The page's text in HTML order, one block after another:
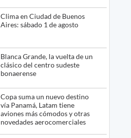
Clima en Ciudad de Buenos
Aires: sábado 1 de agosto
Blanca Grande, la vuelta de un
clásico del centro sudeste
bonaerense
Copa suma un nuevo destino
vía Panamá, Latam tiene
aviones más cómodos y otras
novedades aerocomerciales